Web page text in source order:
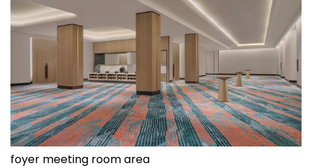
foyer meeting room area